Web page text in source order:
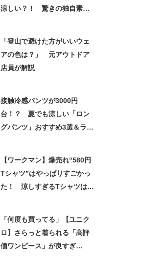
涼しい？！ 驚きの独自素材
「登山で避けた方がいいウェ
アの色は？」 元アウトドア
店員が解説
接触冷感パンツが3000円
台！？ 夏でも涼しい「ロン
グパンツ」おすすめ3選＆ラン
【ワークマン】爆売れ“580円
Tシャツ”はやっぱりすごかっ
た！ 涼しすぎるTシャツは、
「何度も買ってる」【ユニク
ロ】さらっと着られる「高評
価ワンピース」が良すぎ